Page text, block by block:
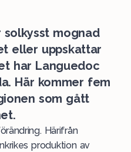
mognad
eller uppskattar
har Languedoc
Här kommer fem
som gått
Härifrån
produktion av